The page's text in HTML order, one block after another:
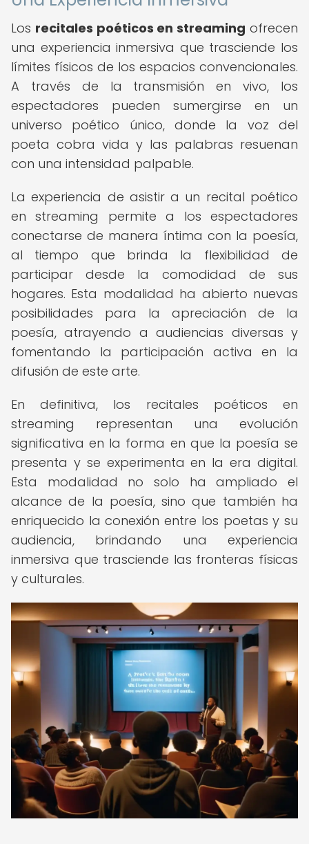
Los recitales poéticos en streaming ofrecen
una experiencia inmersiva que trasciende los
límites físicos de los espacios convencionales.
A través de la transmisión en vivo, los
espectadores pueden sumergirse en un
universo poético único, donde la voz del
poeta cobra vida y las palabras resuenan
con una intensidad palpable.
La experiencia de asistir a un recital poético
en streaming permite a los espectadores
conectarse de manera íntima con la poesía,
al tiempo que brinda la flexibilidad de
participar desde la comodidad de sus
hogares. Esta modalidad ha abierto nuevas
posibilidades para la apreciación de la
poesía, atrayendo a audiencias diversas y
fomentando la participación activa en la
difusión de este arte.
En definitiva, los recitales poéticos en
streaming representan una evolución
significativa en la forma en que la poesía se
presenta y se experimenta en la era digital.
Esta modalidad no solo ha ampliado el
alcance de la poesía, sino que también ha
enriquecido la conexión entre los poetas y su
audiencia, brindando una experiencia
inmersiva que trasciende las fronteras físicas
y culturales.